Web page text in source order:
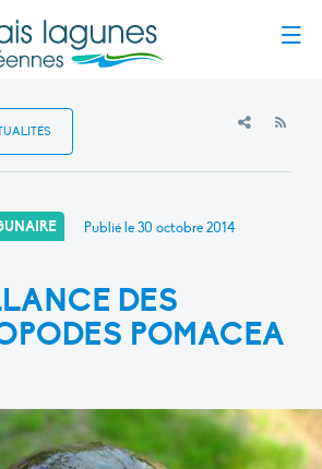
Publié le30 octobre 2014
DES
POMACEA